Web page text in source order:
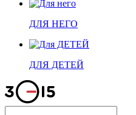
ДЛЯ НЕГО
ДЛЯ ДЕТЕЙ